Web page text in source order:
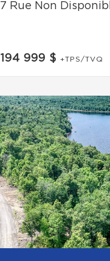
7 Rue Non
194 999 $ +TPS/TVQ